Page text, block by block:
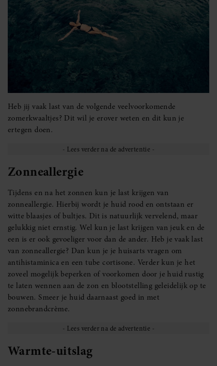
Heb jij vaak last van de volgende veelvoorkomende
zomerkwaaltjes? Dit wil je erover weten en dit kun je
ertegen doen.
Zonneallergie
Tijdens en na het zonnen kun je last krijgen van
zonneallergie. Hierbij wordt je huid rood en ontstaan er
witte blaasjes of bultjes. Dit is natuurlijk vervelend, maar
gelukkig niet ernstig. Wel kun je last krijgen van jeuk en de
een is er ook gevoeliger voor dan de ander. Heb je vaak last
van zonneallergie? Dan kun je je huisarts vragen om
antihistaminica en een tube cortisone. Verder kun je het
zoveel mogelijk beperken of voorkomen door je huid rustig
te laten wennen aan de zon en blootstelling geleidelijk op te
bouwen. Smeer je huid daarnaast goed in met
zonnebrandcrème.
Warmte-uitslag